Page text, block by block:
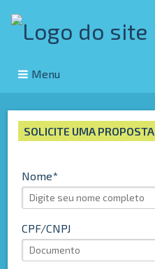
Menu
SOLICITE UMA PROPOSTA
Nome
CPF/CNPJ